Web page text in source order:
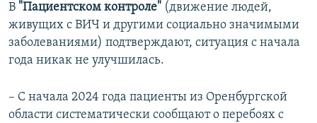
В "Пациентском контроле" (движение людей,
живущих с ВИЧ и другими социально значимыми
заболеваниями) подтверждают, ситуация с начала
года никак не улучшилась.
– С начала 2024 года пациенты из Оренбургской
области систематически сообщают о перебоях с